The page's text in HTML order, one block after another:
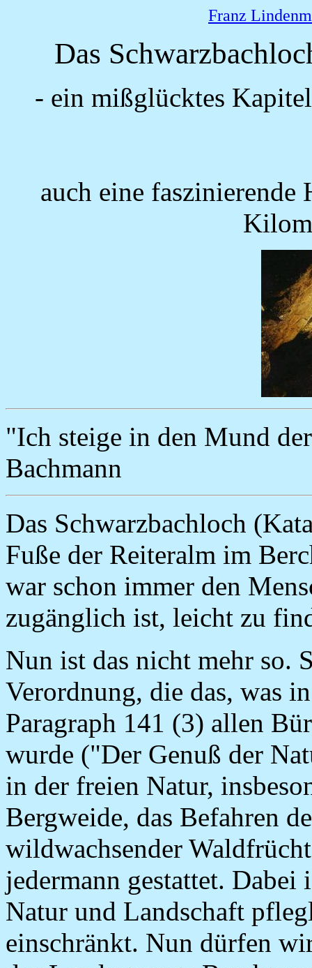
Franz
Das
- ein mißglücktes
auch eine faszinierende
"Ich steige in den Mund
Bachmann
Das Schwarzbachloch
Fuße der Reiteralm im
war schon immer den
zugänglich ist, leicht zu
Nun ist das nicht mehr so.
Verordnung, die das, was
Paragraph 141 (3) allen
wurde ("Der Genuß der
in der freien Natur,
Bergweide, das Befahren
wildwachsender
jedermann gestattet.
Natur und Landschaft
einschränkt. Nun dürfen